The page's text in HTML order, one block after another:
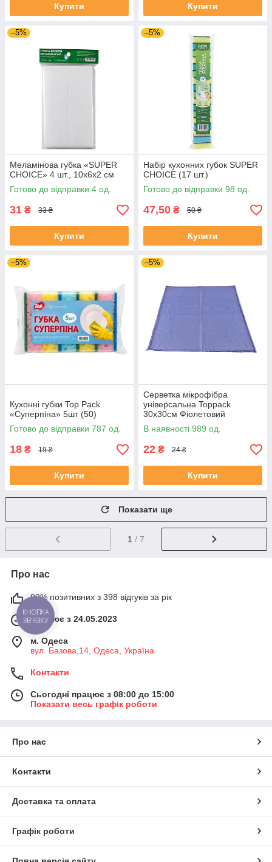
Купити Купити
–5%
Меламінова губка «SUPER
CHOICE» 4 шт., 10х6х2 см
Готово до відправки 4 од.
31 ₴ 33 ₴
Купити
–5%
Набір кухонних губок SUPER
CHOICE (17 шт.)
Готово до відправки 98 од.
47,50 ₴ 50 ₴
Купити
–5%
Кухонні губки Top Pack
«Суперпіна» 5шт (50)
Готово до відправки 787 од.
18 ₴ 19 ₴
Купити
–5%
Серветка мікрофібра
універсальна Toppack
30х30см Фіолетовий
В наявності 989 од.
22 ₴ 24 ₴
Купити
Показати ще
1 / 7
Про нас
99% позитивних з 398 відгуків за рік
Працює з 24.05.2023
м. Одеса
вул. Базова,14, Одеса, Україна
Контакти
Сьогодні працює з 08:00 до 15:00
Показати весь графік роботи
Про нас
Контакти
Доставка та оплата
Графік роботи
КНОПКА
ЗВ'ЯЗКУ